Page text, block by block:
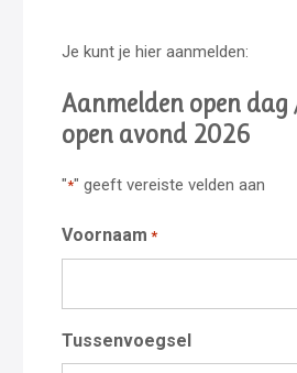
Je kunt je hier aanmelden:
Aanmelden open
open avond 2026
"*" geeft vereiste velden aan
Voornaam *
Tussenvoegsel